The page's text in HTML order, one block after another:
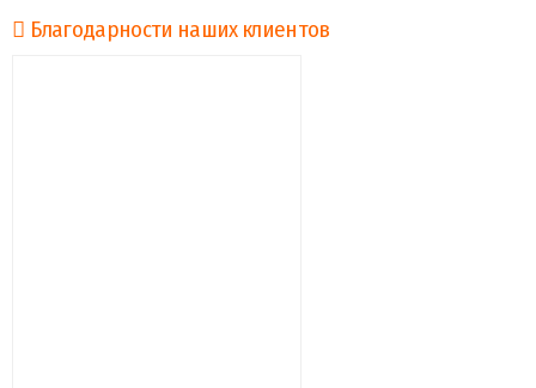
Благодарности наших клиентов